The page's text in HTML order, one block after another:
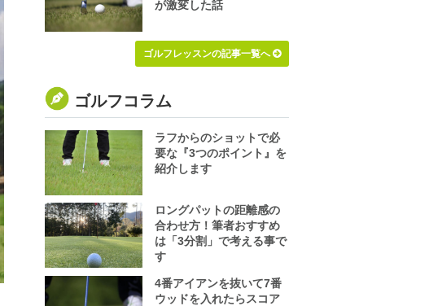
が激変した話
ゴルフレッスンの記事一覧へ
ゴルフコラム
ラフからのショットで必
要な『3つのポイント』を
紹介します
ロングパットの距離感の
合わせ方！筆者おすすめ
は「3分割」で考える事で
す
4番アイアンを抜いて7番
ウッドを入れたらスコア